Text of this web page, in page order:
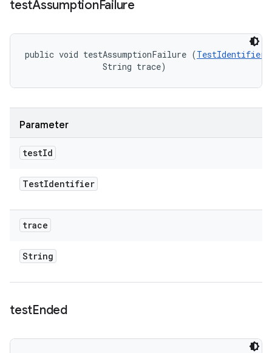
testAssumptionFailure
public void testAssumptionFailure (TestIdentifier
                String trace)
Parameter
testId
TestIdentifier
trace
String
testEnded